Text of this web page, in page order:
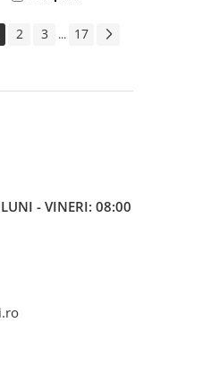
2 3 ... 17
LUNI - VINERI: 08:00